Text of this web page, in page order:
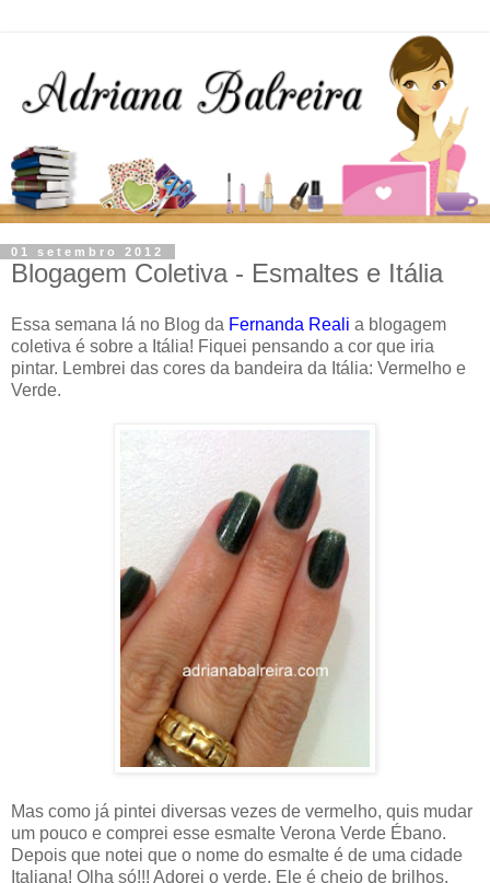
01 setembro 2012
Blogagem Coletiva - Esmaltes e Itália
Essa semana lá no Blog da Fernanda Reali a blogagem
coletiva é sobre a Itália! Fiquei pensando a cor que iria
pintar. Lembrei das cores da bandeira da Itália: Vermelho e
Verde.
Mas como já pintei diversas vezes de vermelho, quis mudar
um pouco e comprei esse esmalte Verona Verde Ébano.
Depois que notei que o nome do esmalte é de uma cidade
Italiana! Olha só!!! Adorei o verde. Ele é cheio de brilhos.